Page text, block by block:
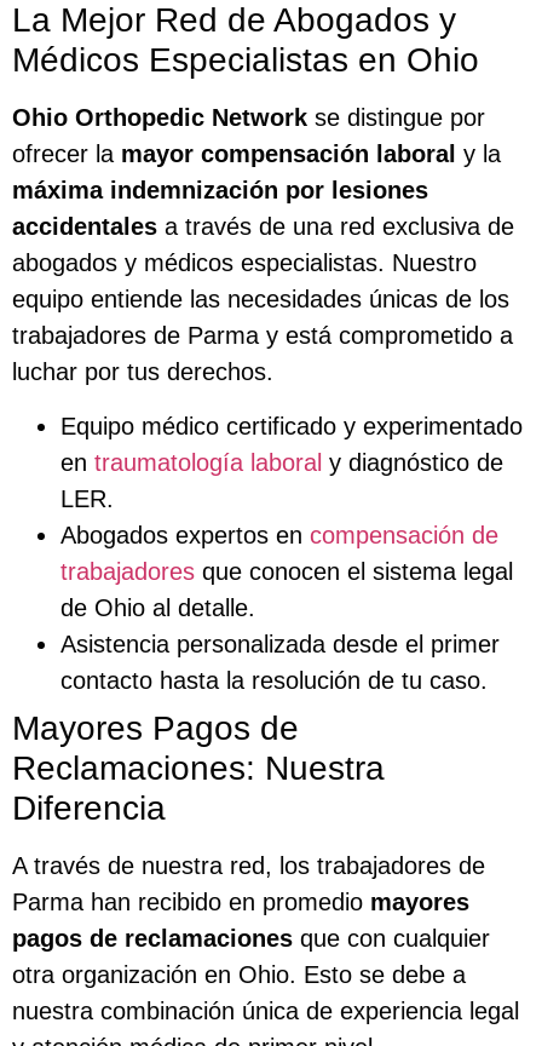
La Mejor Red de Abogados y
Médicos Especialistas en Ohio
Ohio Orthopedic Network se distingue por
ofrecer la mayor compensación laboral y la
máxima indemnización por lesiones
accidentales a través de una red exclusiva de
abogados y médicos especialistas. Nuestro
equipo entiende las necesidades únicas de los
trabajadores de Parma y está comprometido a
luchar por tus derechos.
Equipo médico certificado y experimentado
en traumatología laboral y diagnóstico de
LER.
Abogados expertos en compensación de
trabajadores que conocen el sistema legal
de Ohio al detalle.
Asistencia personalizada desde el primer
contacto hasta la resolución de tu caso.
Mayores Pagos de
Reclamaciones: Nuestra
Diferencia
A través de nuestra red, los trabajadores de
Parma han recibido en promedio mayores
pagos de reclamaciones que con cualquier
otra organización en Ohio. Esto se debe a
nuestra combinación única de experiencia legal